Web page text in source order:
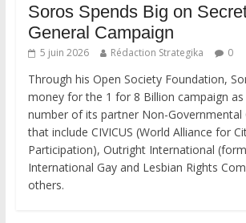
Soros Spends Big on
General Campaign
5 juin 2026 Rédaction Strategika 0
Through his Open Society Foundation,
money for the 1 for 8 Billion campaign
number of its partner Non-Governmental
that include CIVICUS (World Alliance for
Participation), Outright International
International Gay and Lesbian Rights
others.